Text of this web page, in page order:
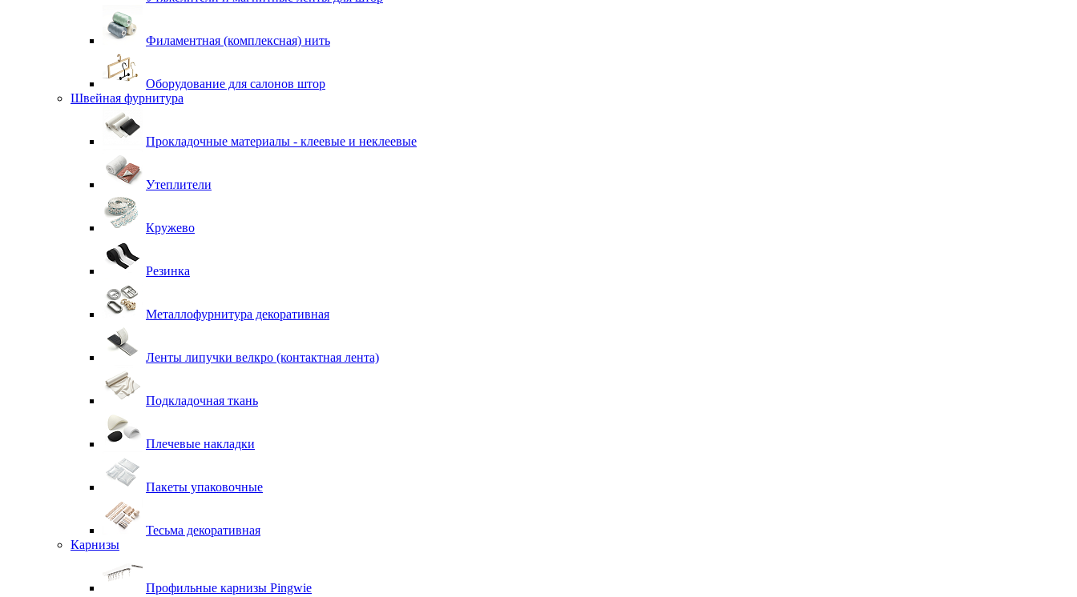
Филаментная (комплексная) нить
Оборудование для салонов штор
Швейная фурнитура
Прокладочные материалы - клеевые и неклеевые
Утеплители
Кружево
Резинка
Металлофурнитура декоративная
Ленты липучки велкро (контактная лента)
Подкладочная ткань
Плечевые накладки
Пакеты упаковочные
Тесьма декоративная
Карнизы
Профильные карнизы Pingwie